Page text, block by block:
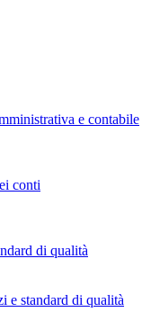
e contabile
conti
di qualità
e standard di qualità